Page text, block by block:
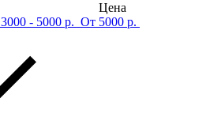
Цена
3000 - 5000 р. От 5000 р.